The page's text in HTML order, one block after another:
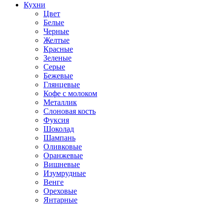
Кухни
Цвет
Белые
Черные
Желтые
Красные
Зеленые
Серые
Бежевые
Глянцевые
Кофе с молоком
Металлик
Слоновая кость
Фуксия
Шоколад
Шампань
Оливковые
Оранжевые
Вишневые
Изумрудные
Венге
Ореховые
Янтарные